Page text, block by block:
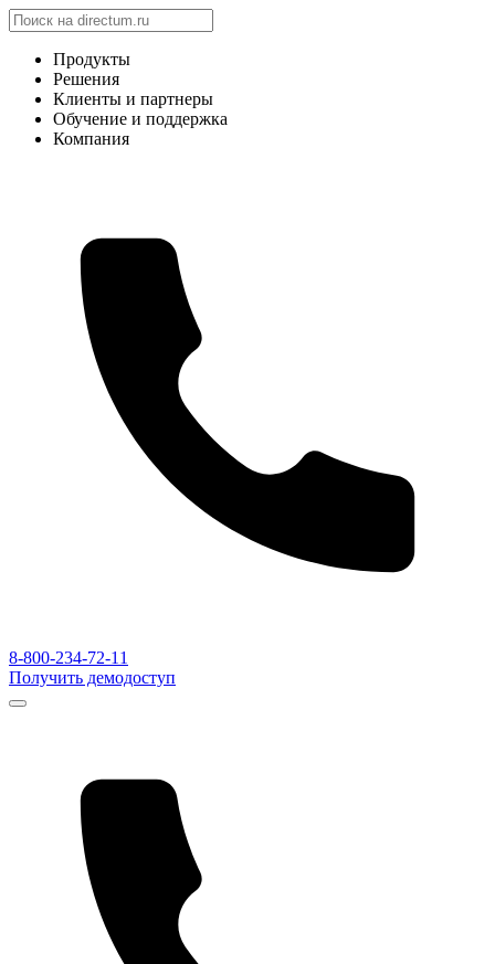
Продукты
Решения
Клиенты и партнеры
Обучение и поддержка
Компания
8-800-234-72-11
Получить демодоступ